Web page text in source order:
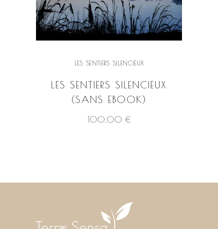
LES SENTIERS SILENCIEUX
LES SENTIERS SILENCIEUX
(SANS EBOOK)
100,00 €